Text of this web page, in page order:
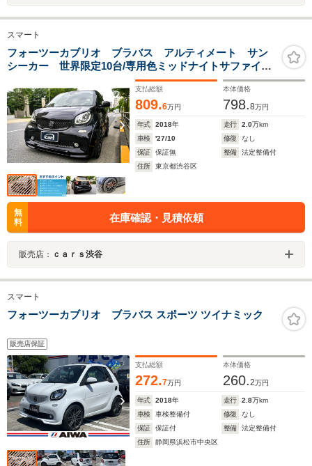
スマート
フォーツーカブリオ ブラバス アルティメート サン
シーカー 世界限定10台/専用色ミッドナイトサファイア/
専用ワイドボディ/18インチ鍛造ホイール/専用スポーツサ
スペンション/チークウッドフロア・トランク/サンシーカ
ーロゴ/アイボリーレザー
支払総額
809.6万円
本体価格
798.8万円
年式 2018年 走行 2.0万km
車検
'27/10 修復
なし
保証
保証無 整備
法定整備付
住所
東京都渋谷区
無
料
在庫確認・見積依頼
販売店： ｃａｒｓ渋谷
スマート
フォーツーカブリオ ブラバス スポーツ ツイナミック
販売店保証
支払総額
272.7万円
本体価格
260.2万円
年式 2018年 走行 2.8万km
車検
車検整備付 修復
なし
保証
保証付 整備
法定整備付
住所
静岡県浜松市中央区